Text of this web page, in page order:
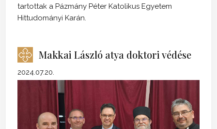
tartottak a Pázmány Péter Katolikus Egyetem
Hittudományi Karán.
Makkai László atya doktori védése
2024.07.20.